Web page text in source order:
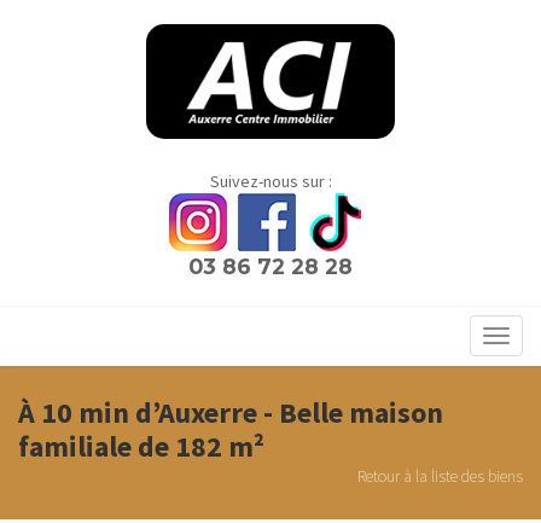
Suivez-nous sur :
03 86 72 28 28
À 10 min d’Auxerre - Belle maison
familiale de 182 m²
Retour à la liste des biens